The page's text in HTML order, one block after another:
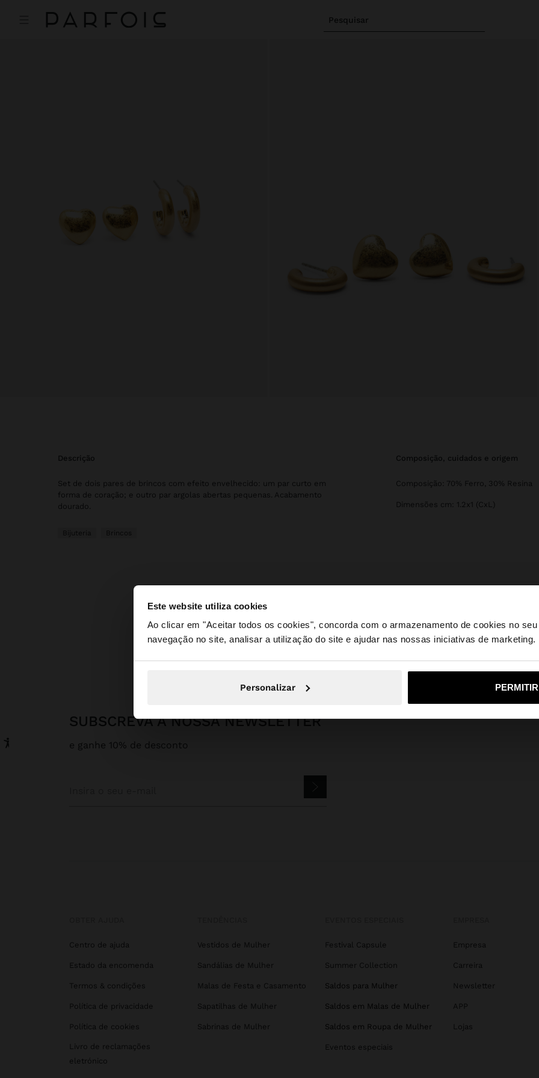
Este website utiliza cookies
Ao clicar em "Aceitar todos os cookies", concorda com o armazenamento de cookies no
navegação no site, analisar a utilização do site e ajudar nas nossas iniciativas de marketing.
Personalizar
Pesquisar
olá
Está a aceder ao site a partir de Portugal. Deseja navegar no nosso site
Sim,
descrição
Set de dois pares de brincos com efeito envelhecido: um par curto em
forma de coração; e outro par argolas abertas pequenas. Acabamento
dourado.
Bijuteria Brincos
composição, cuidados e origem
Composição: 70% Ferro, 30% Resina
Dimensões cm: 1.2x1 (CxL)
Parfois
SUBSCREVA A NOSSA NEWSLETTER
e ganhe 10% de desconto
Centro de ajuda
Estado da encomenda
Termos & condições
Política de privacidade
Política de cookies
Livro de reclamações
eletrónico
Vestidos de Mulher
Sandálias de Mulher
Malas de Festa e Casamento
Sapatilhas de Mulher
Sabrinas de Mulher
Festival Capsule
Summer Collection
Saldos para Mulher
Saldos em Malas de Mulher
Saldos em Roupa de Mulher
Eventos especiais
Empresa
Carreira
Newsletter
APP
Lojas